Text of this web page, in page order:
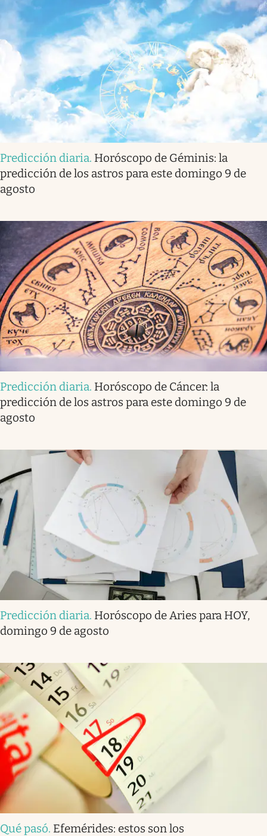
Predicción diaria. Horóscopo de Géminis: la
predicción de los astros para este domingo 9 de
agosto
Predicción diaria. Horóscopo de Cáncer: la
predicción de los astros para este domingo 9 de
agosto
Predicción diaria. Horóscopo de Aries para HOY,
domingo 9 de agosto
Qué pasó. Efemérides: estos son los